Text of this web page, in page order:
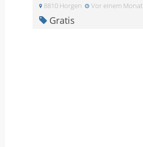
8810 Horgen Vor einem Monat
Gratis